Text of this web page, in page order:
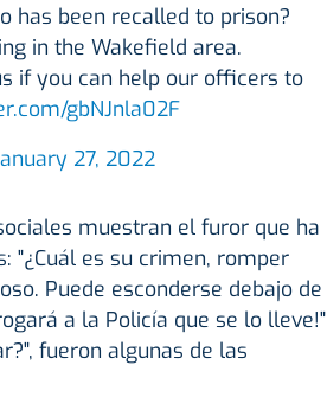
has been recalled to prison?
in the Wakefield area.
if you can help our officers to
gbNJnla02F
27, 2022
muestran el furor que ha
"¿Cuál es su crimen, romper
Puede esconderse debajo de
a la Policía que se lo lleve!"
fueron algunas de las